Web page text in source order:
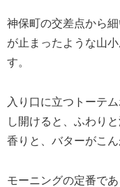
神保町の交差点から
が止まったような山
す。
入り口に立つトーテ
し開けると、ふわり
香りと、バターがこ
モーニングの定番で